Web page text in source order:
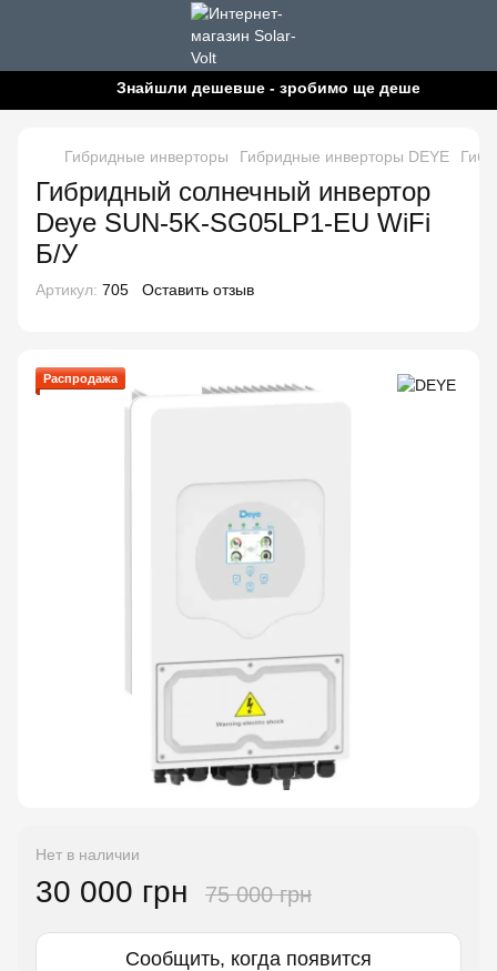
Знайшли дешевше - зробимо ще дешевше!
Гибридные инверторы Гибридные инверторы DEYE
Гибридный солнечный инвертор
Deye SUN-5K-SG05LP1-EU WiFi
Б/У
Артикул: 705 Оставить отзыв
Распродажа
Нет в наличии
30 000 грн 75 000 грн
Сообщить, когда появится